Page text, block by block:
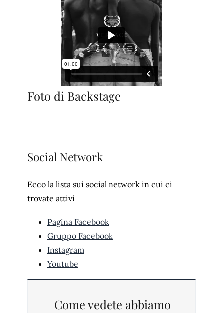
Foto di Backstage
Social Network
Ecco la lista sui social network in cui ci
trovate attivi
Pagina Facebook
Gruppo Facebook
Instagram
Youtube
Come vedete abbiamo